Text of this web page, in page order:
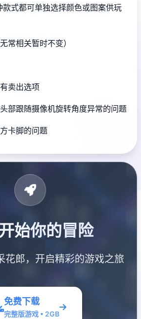
式都可单独选择颜色或图案供玩
常相关暂时不变）
卖出选项
部跟随摄像机旋转角度异常的问题
卡脚的问题
始你的冒险
花郎，开启精彩的游戏之旅
免费下载
完整版游戏 • 2GB